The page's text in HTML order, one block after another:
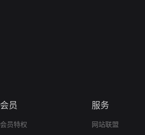
会员
会员特权
服务
网站联盟